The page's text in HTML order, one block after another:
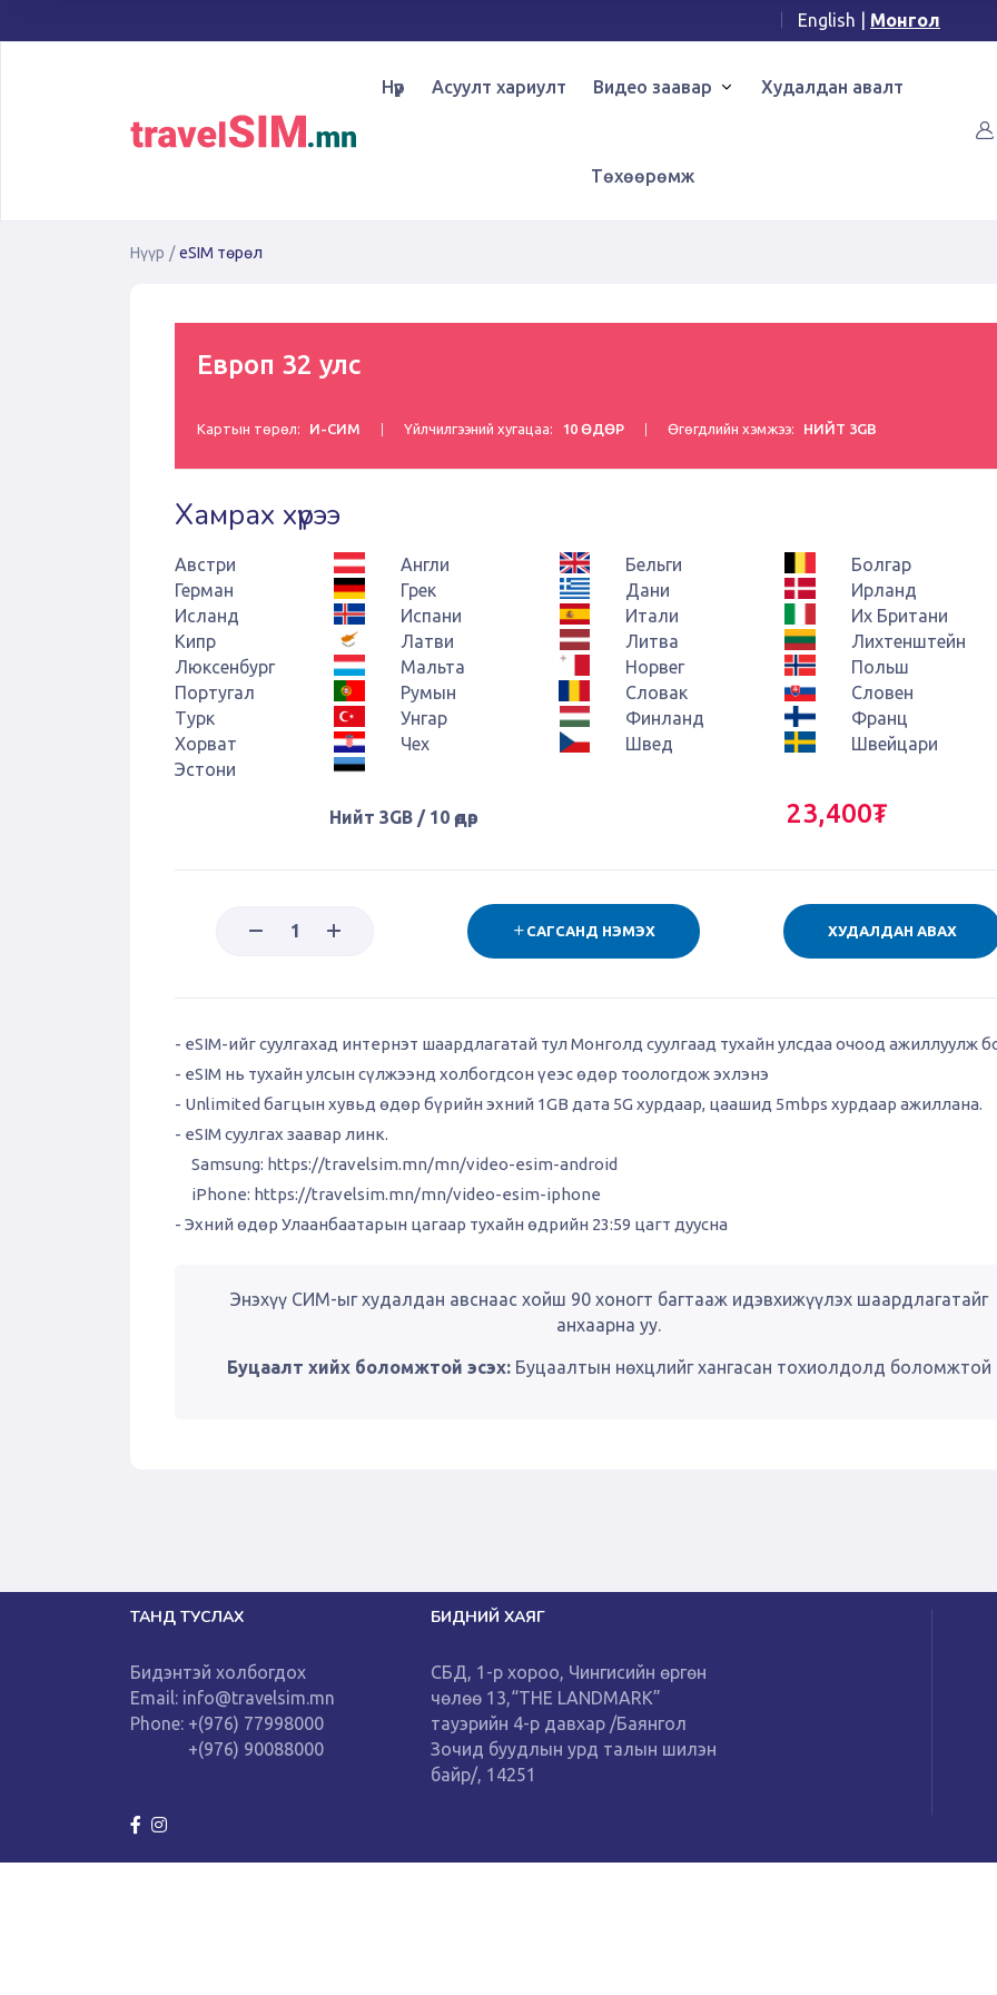
English Монгол
Нүүр Асуулт хариулт Видео заавар Худалдан авалт
Төхөөрөмж
Нүүр / eSIM төрөл
Европ 32 улс
Картын төрөл: И-СИМ Үйлчилгээний хугацаа: 10 ӨДӨР Өгөгдлийн хэмжээ: НИЙТ 3GB
Хамрах хүрээ
Австри Англи Бельги
Болгар
Герман
Грек Дани
Ирланд
Исланд
Испани Итали
Их Британи
Кипр
Латви Литва
Лихтенштейн
Люксенбург
Мальта Норвег
Польш
Португал
Румын Словак
Словен
Турк
Унгар Финланд
Франц
Хорват
Чех Швед
Швейцари
Эстони
Нийт 3GB / 10 өдөр 23,400₮
САГСАНД НЭМЭХ ХУДАЛДАН АВАХ
- eSIM-ийг суулгахад интернэт шаардлагатай тул Монголд суулгаад тухайн улсдаа очоод ажиллуулж
- eSIM нь тухайн улсын сүлжээнд холбогдсон үеэс өдөр тоологдож эхлэнэ
- Unlimited багцын хувьд өдөр бүрийн эхний 1GB дата 5G хурдаар, цаашид 5mbps хурдаар ажиллана.
- eSIM суулгах заавар линк.
Samsung: https://travelsim.mn/mn/video-esim-android
iPhone: https://travelsim.mn/mn/video-esim-iphone
- Эхний өдөр Улаанбаатарын цагаар тухайн өдрийн 23:59 цагт дуусна
Энэхүү СИМ-ыг худалдан авснаас хойш 90 хоногт багтааж идэвхижүүлэх шаардлагатайг
анхаарна уу.
Буцаалт хийх боломжтой эсэх:Буцаалтын нөхцлийг хангасан тохиолдолд боломжтой
ТАНД ТУСЛАХ
Бидэнтэй холбогдох
Email: info@travelsim.mn
Phone: +(976) 77998000
+(976) 90088000
БИДНИЙ ХАЯГ
СБД, 1-р хороо, Чингисийн өргөн
чөлөө 13,“THE LANDMARK”
тауэрийн 4-р давхар /Баянгол
Зочид буудлын урд талын шилэн
байр/, 14251